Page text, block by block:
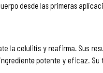
desde las primeras
la celulitis y reafirma. Sus
potente y eficaz.